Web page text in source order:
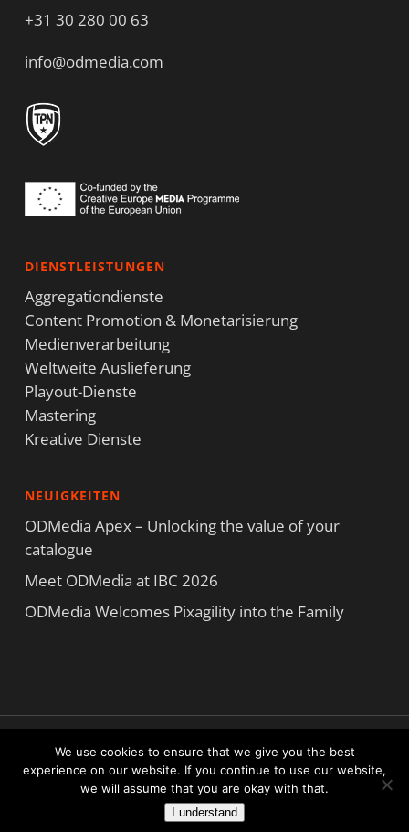
+31 30 280 00 63
info@odmedia.com
DIENSTLEISTUNGEN
Aggregationdienste
Content Promotion & Monetarisierung
Medienverarbeitung
Weltweite Auslieferung
Playout-Dienste
Mastering
Kreative Dienste
NEUIGKEITEN
ODMedia Apex – Unlocking the value of your
catalogue
Meet ODMedia at IBC 2026
ODMedia Welcomes Pixagility into the Family
Copyright ODMedia Alle Rechte vorbehalten © 2021
Nutzungsbedingungen|Datenschutzerklärung|Cookie-Erklärung
We use cookies to ensure that we give you the best
experience on our website. If you continue to use our website,
we will assume that you are okay with that.
I understand